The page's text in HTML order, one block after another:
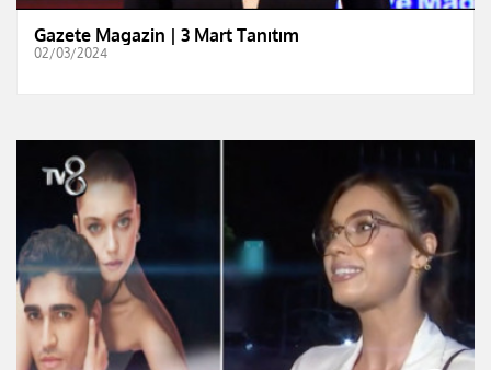
Gazete Magazin | 3 Mart Tanıtım
02/03/2024